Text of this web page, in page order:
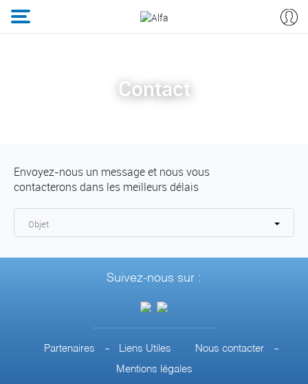
Contact
Envoyez-nous un message et nous vous
contacterons dans les meilleurs délais
Objet
Suivez-nous sur :
Partenaires Liens Utiles
Nous contacter
Mentions légales